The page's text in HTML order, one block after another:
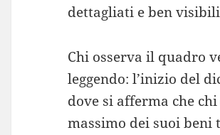
dettagliati e ben
Chi osserva il quadro
leggendo: l’inizio del
dove si afferma che
massimo dei suoi beni